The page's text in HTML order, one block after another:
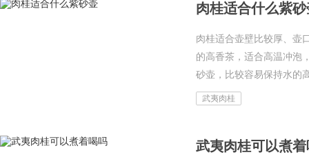
肉桂适合什么紫
肉桂适合壶壁比较厚、壶
的高香茶，适合高温冲泡
砂壶，比较容易保持水的
武夷肉桂
武夷肉桂可以煮